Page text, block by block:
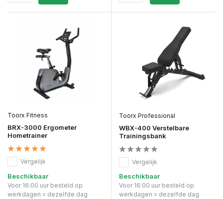
Toorx Fitness
BRX-3000 Ergometer
Hometrainer
Vergelijk
Beschikbaar
Voor 16:00 uur besteld op
werkdagen = dezelfde dag
Toorx Professional
WBX-400 Verstelbare
Trainingsbank
Vergelijk
Beschikbaar
Voor 16:00 uur besteld op
werkdagen = dezelfde dag